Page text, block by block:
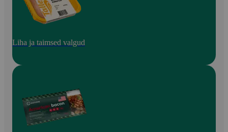
Liha ja taimsed valgud